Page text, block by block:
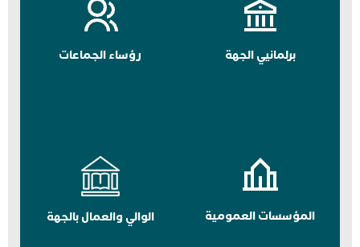
برلمانيي الجهة رؤساء الجماعات
المؤسسات العمومية الوالي والعمال بالجهة